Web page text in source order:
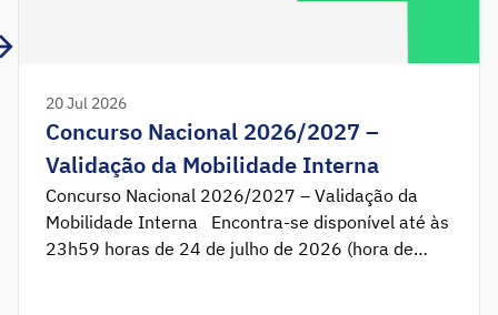
20 Jul 2026
Concurso Nacional 2026/2027 –
Validação da Mobilidade Interna
Concurso Nacional 2026/2027 – Validação da
Mobilidade Interna Encontra-se disponível até às
23h59 horas de 24 de julho de 2026 (hora de